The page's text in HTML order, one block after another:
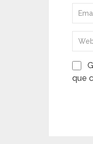
que